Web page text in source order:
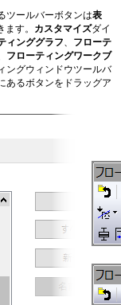
ツールバーボタンは表
す。 カスタマイズダイ
ィンググラフ、 フローテ
フローティングワークブ
ングウィンドウツールバ
あるボタンをドラッグア